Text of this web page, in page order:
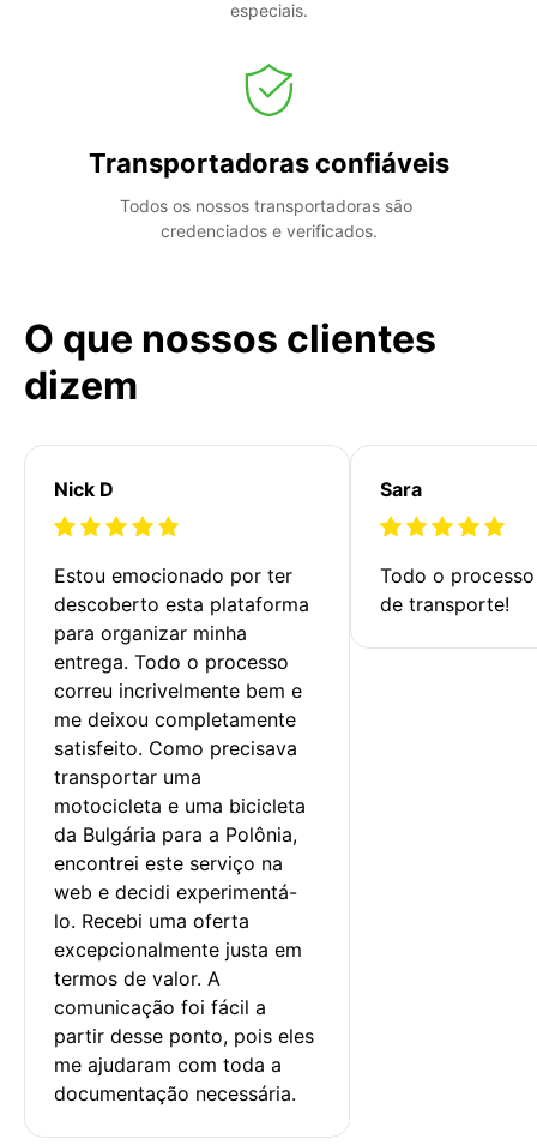
especiais.
Transportadoras confiáveis
Todos os nossos transportadoras são
credenciados e verificados.
O que nossos clientes
dizem
Nick D
Estou emocionado por ter
descoberto esta plataforma
para organizar minha
entrega. Todo o processo
correu incrivelmente bem e
me deixou completamente
satisfeito. Como precisava
transportar uma
motocicleta e uma bicicleta
da Bulgária para a Polônia,
encontrei este serviço na
web e decidi experimentá-
lo. Recebi uma oferta
excepcionalmente justa em
termos de valor. A
comunicação foi fácil a
partir desse ponto, pois eles
me ajudaram com toda a
documentação necessária.
Sara
Todo o
de transporte!